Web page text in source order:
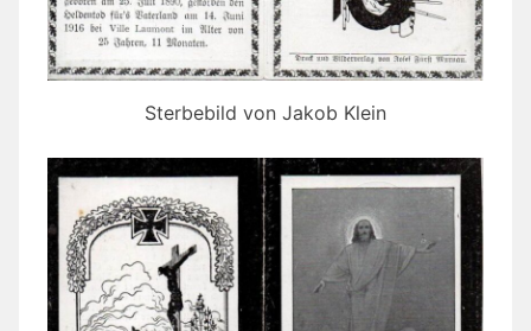
Sterbebild von Jakob Klein